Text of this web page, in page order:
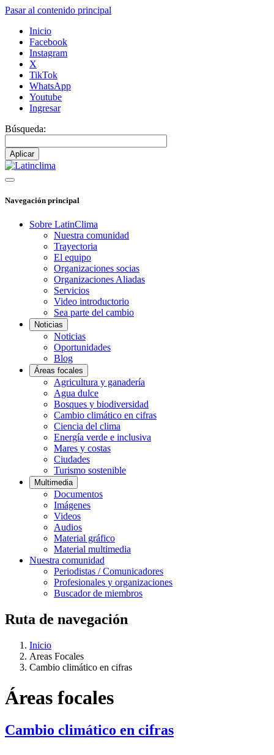
Pasar al contenido principal
Inicio
Facebook
Instagram
X
TikTok
WhatsApp
Youtube
Ingresar
Búsqueda:
Navegación principal
Sobre LatinClima
Nuestra comunidad
Trayectoria
El equipo
Organizaciones socias
Organizaciones Aliadas
Servicios
Video introductorio
Sea parte del cambio
Noticias
Noticias
Oportunidades
Blog
Áreas focales
Agricultura y ganadería
Agua dulce
Bosques y biodiversidad
Cambio climático en cifras
Ciencia del clima
Energía verde e inclusiva
Mares y costas
Ciudades
Turismo sostenible
Multimedia
Documentos
Imágenes
Videos
Audios
Material gráfico
Material multimedia
Nuestra comunidad
Periodistas / Comunicadores
Profesionales y organizaciones
Buscador de miembros
Ruta de navegación
Inicio
Areas Focales
Cambio climático en cifras
Áreas focales
Cambio climático en cifras